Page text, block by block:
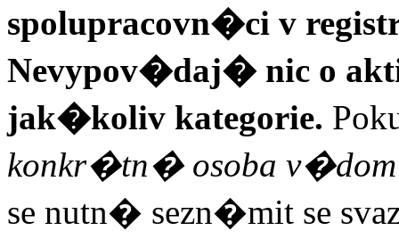
spolupracovn�ci v
Nevypov�daj� nic o
jak�koliv kategorie.
konkr�tn� osoba
se nutn� sezn�mit se